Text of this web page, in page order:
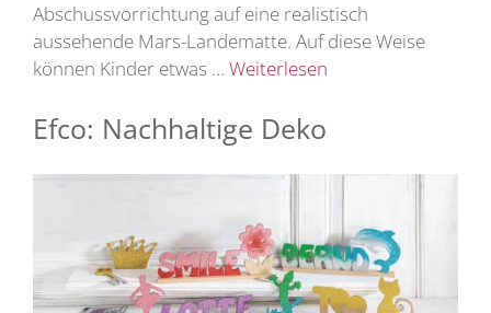
Abschussvorrichtung auf eine realistisch
aussehende Mars-Landematte. Auf diese Weise
können Kinder etwas … Weiterlesen
Efco: Nachhaltige Deko